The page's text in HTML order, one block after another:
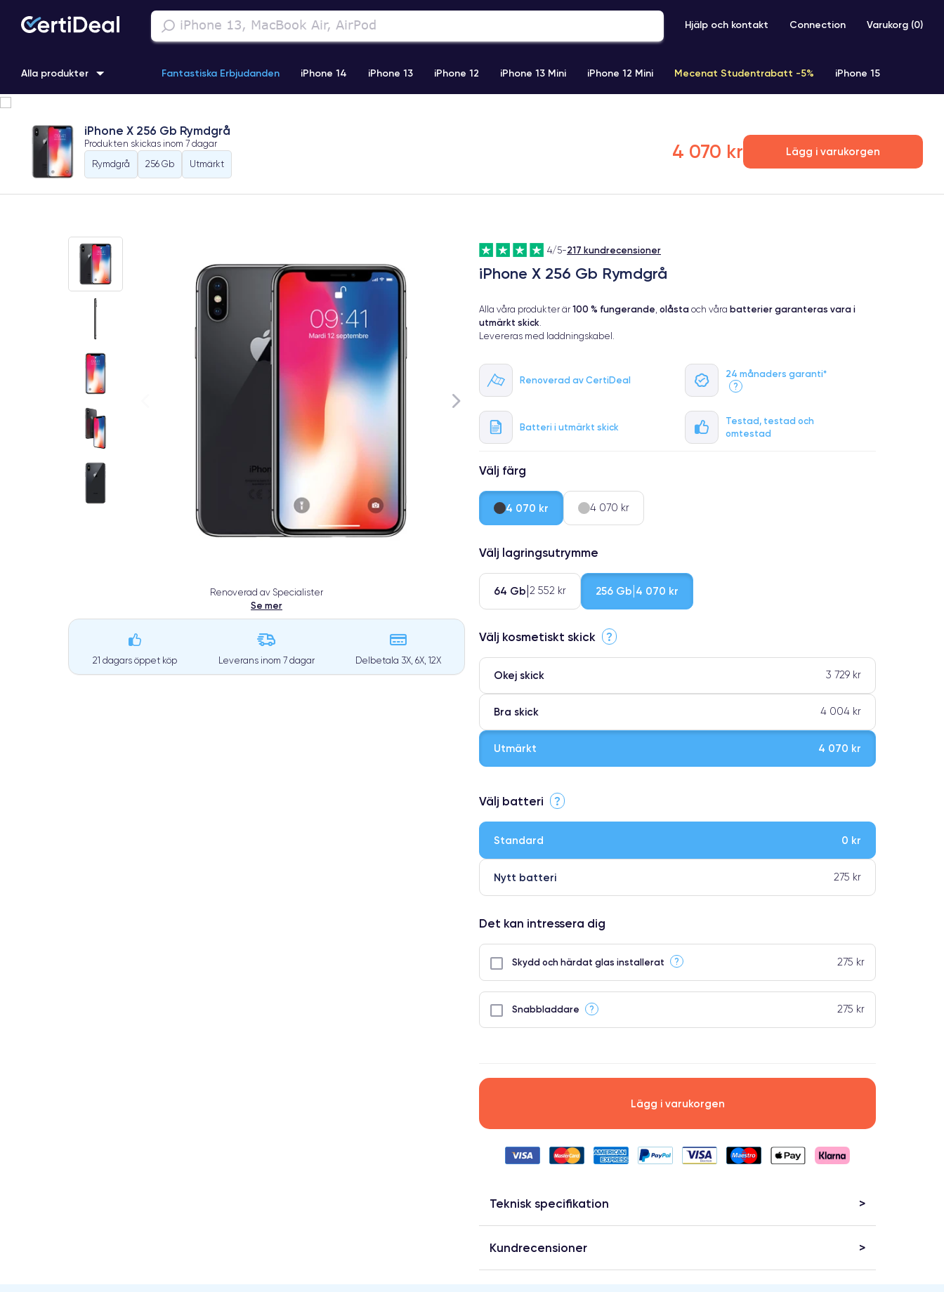
Hjälp och kontakt Connection Varukorg (0)
Alla produkter Fantastiska Erbjudanden iPhone 14 iPhone 13 iPhone 12 iPhone 13 Mini iPhone 12 Mini Mecenat Studentrabatt -5% iPhone 15
iPhone 11 Pro iPhone 15 Pro
iPhone X 256 Gb Rymdgrå
Produkten skickas inom 7 dagar
Rymdgrå
256 Gb Utmärkt
4 070 kr Lägg i varukorgen
Renoverad av Specialister
Se mer
21 dagars öppet köp Leverans inom 7 dagar Delbetala 3X, 6X, 12X
4/5-217 kundrecensioner
iPhone X 256 Gb Rymdgrå
Alla våra produkter är 100 % fungerande olåsta och våra batterier garanteras vara i
utmärkt skick
Levereras med laddningskabel.
Renoverad av CertiDeal
24 månaders garanti*
?
Batteri i utmärkt skick
Testad, testad och
omtestad
Välj färg
4 070 kr 4 070 kr
Välj lagringsutrymme
64 Gb 2 552 kr 256 Gb 4 070 kr
Välj kosmetiskt skick ?
Okej skick 3 729 kr
Bra skick 4 004 kr
Utmärkt 4 070 kr
⭐ Premium
Välj batteri ?
Standard 0 kr
Nytt batteri 275 kr
Det kan intressera dig
Skydd och härdat glas installerat ? 275 kr
Snabbladdare ? 275 kr
Lägg i varukorgen
Teknisk specifikation
Kundrecensioner